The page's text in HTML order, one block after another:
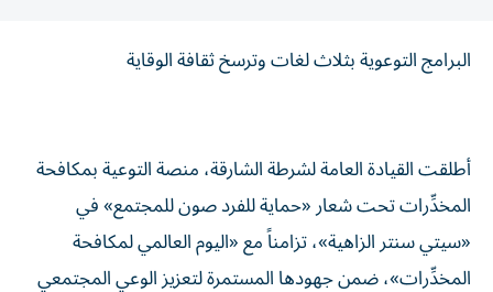
البرامج التوعوية بثلاث لغات وترسخ ثقافة الوقاية
أطلقت القيادة العامة لشرطة الشارقة، منصة التوعية بمكافحة
المخدِّرات تحت شعار «حماية للفرد صون للمجتمع» في
«سيتي سنتر الزاهية»، تزامناً مع «اليوم العالمي لمكافحة
المخدِّرات»، ضمن جهودها المستمرة لتعزيز الوعي المجتمعي